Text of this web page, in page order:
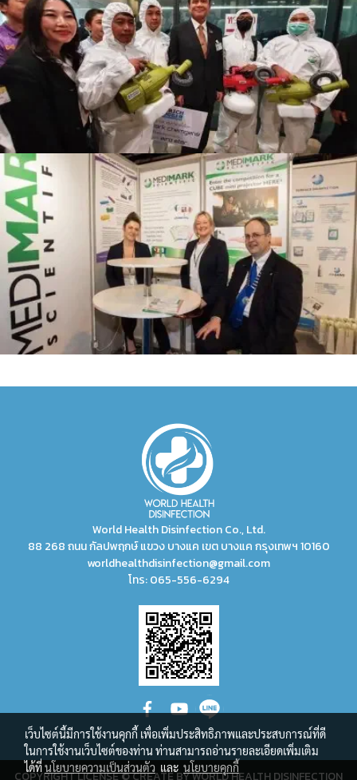
World Health Disinfection Co., Ltd.
88 268 ถนน กัลปพฤกษ์ แขวง บางแค เขต บางแค กรุงเทพฯ 10160
worldhealthdisinfection@gmail.com
โทร:065-556-6294
COPYRIGHT LICENSE © CREATE BY WORLD HEALTH DISINFECTION
เว็บไซต์นี้มีการใช้งานคุกกี้ เพื่อเพิ่มประสิทธิภาพและประสบการณ์ที่ดี
ในการใช้งานเว็บไซต์ของท่าน ท่านสามารถอ่านรายละเอียดเพิ่มเติม
ได้ที่นโยบายความเป็นส่วนตัว และ นโยบายคุกกี้